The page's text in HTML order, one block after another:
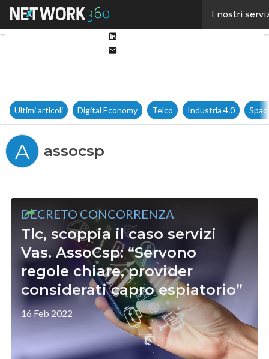
I nostri
Ultimi articoli Digital Economy Telco Industria 4.0
A assocsp
DECRETO CONCORRENZA
Tlc, scoppia il caso servizi
Vas. AssoCsp: “Servono
regole chiare, provider
considerati capro espiatorio”
16 Feb 2022